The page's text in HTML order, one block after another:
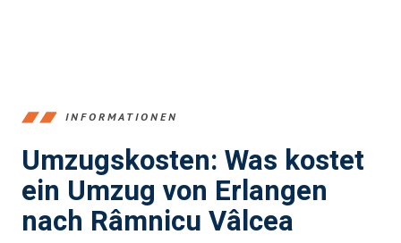
INFORMATIONEN
Umzugskosten: Was kostet
ein Umzug von Erlangen
nach Râmnicu Vâlcea